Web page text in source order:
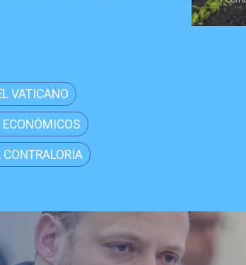
VATICANO
ECONÓMICOS